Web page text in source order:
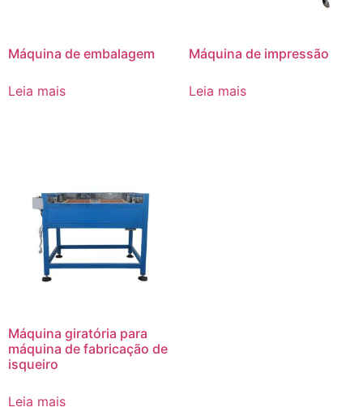
Máquina de embalagem
Leia mais
Máquina de impressão
Leia mais
Máquina giratória para
máquina de fabricação de
isqueiro
Leia mais